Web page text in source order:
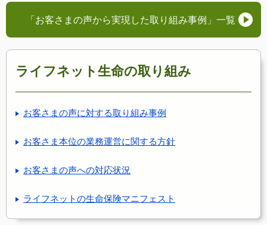
「お客さまの声から実現した取り組み事例」 一覧
ライフネット生命の取り組み
お客さまの声に対する取り組み事例
お客さま本位の業務運営に関する方針
お客さまの声への対応状況
ライフネットの生命保険マニフェスト